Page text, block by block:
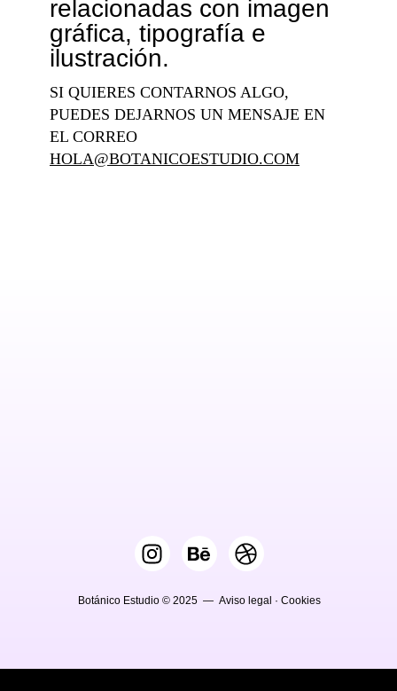
relacionadas con imagen
gráfica, tipografía e
ilustración.
SI QUIERES CONTARNOS ALGO,
PUEDES DEJARNOS UN MENSAJE EN
EL CORREO
HOLA@BOTANICOESTUDIO.COM
Botánico Estudio © 2025 — Aviso legal · Cookies